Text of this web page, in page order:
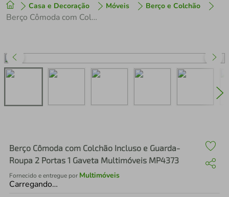
Casa e Decoração Móveis Berço e Colchão
Berço Cômoda com Colchão Incluso e Guarda-Roupa 2 Portas 1 Gaveta Multimóveis MP4373
Berço Cômoda com Colchão Incluso e Guarda-
Roupa 2 Portas 1 Gaveta Multimóveis MP4373
Fornecido e entregue por Multimóveis
Carregando…
1 º tenis
perfume